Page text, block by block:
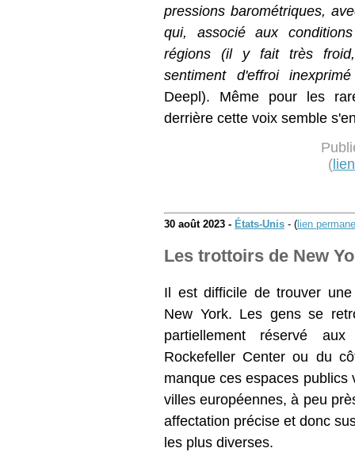
pressions barométriques,
qui, associé aux
régions (il y fait très
sentiment d'effroi
Deepl). Même pour les
derrière cette voix semble
(
30 août 2023 - États-Unis - ( lien
Les trottoirs de New
Il est difficile de trouver
New York. Les gens se
partiellement réservé
Rockefeller Center ou du
manque ces espaces
villes européennes, à peu
affectation précise et donc
les plus diverses.